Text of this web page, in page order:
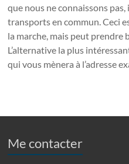
que nous ne connaissons
transports en commun. Ceci
la marche, mais peut prendre
L’alternative la plus
qui vous mènera à l’adresse
Me contacter